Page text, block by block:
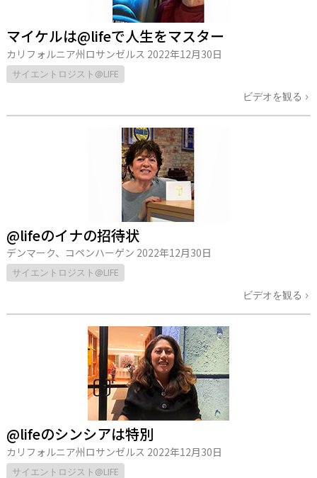
マイケルは@lifeで人生をマスター
カリフォルニア州ロサンゼルス 2022年12月30日
サイエントロジスト@LIFE
ビデオを観る
@lifeのイナの招待状
デンマーク、コペンハーゲン 2022年12月30日
サイエントロジスト@LIFE
ビデオを観る
@lifeのシンシアは特別
カリフォルニア州ロサンゼルス 2022年12月30日
サイエントロジスト@LIFE